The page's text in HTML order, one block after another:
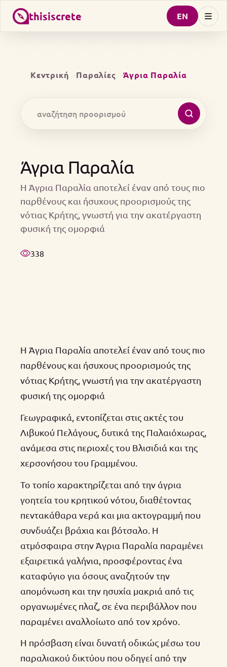
thisiscrete EN
Κεντρική Παραλίες Άγρια Παραλία
Άγρια Παραλία
Η Άγρια Παραλία αποτελεί έναν από τους πιο
παρθένους και ήσυχους προορισμούς της
νότιας Κρήτης, γνωστή για την ακατέργαστη
φυσική της ομορφιά
338
Η Άγρια Παραλία αποτελεί έναν από τους πιο
παρθένους και ήσυχους προορισμούς της
νότιας Κρήτης, γνωστή για την ακατέργαστη
φυσική της ομορφιά
Γεωγραφικά, εντοπίζεται στις ακτές του
Λιβυκού Πελάγους, δυτικά της Παλαιόχωρας,
ανάμεσα στις περιοχές του Βλισιδιά και της
χερσονήσου του Γραμμένου.
Το τοπίο χαρακτηρίζεται από την άγρια
γοητεία του κρητικού νότου, διαθέτοντας
πεντακάθαρα νερά και μια ακτογραμμή που
συνδυάζει βράχια και βότσαλο. Η
ατμόσφαιρα στην Άγρια Παραλία παραμένει
εξαιρετικά γαλήνια, προσφέροντας ένα
καταφύγιο για όσους αναζητούν την
απομόνωση και την ησυχία μακριά από τις
οργανωμένες πλαζ, σε ένα περιβάλλον που
παραμένει αναλλοίωτο από τον χρόνο.
Η πρόσβαση είναι δυνατή οδικώς μέσω του
παραλιακού δικτύου που οδηγεί από την